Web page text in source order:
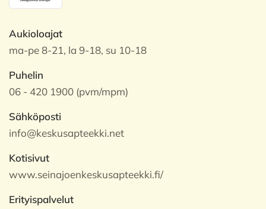
Aukioloajat
ma-pe 8-21, la 9-18, su 10-18
Puhelin
06 - 420 1900 (pvm/mpm)
Sähköposti
info@keskusapteekki.net
Kotisivut
www.seinajoenkeskusapteekki.fi/
Erityispalvelut